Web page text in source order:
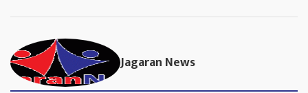
Jagaran News